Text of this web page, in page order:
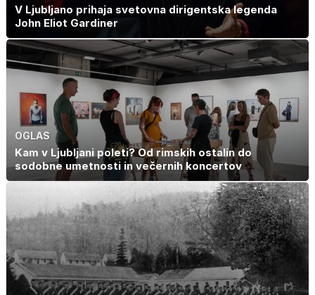
V Ljubljano prihaja svetovna dirigentska legenda
John Eliot Gardiner
OGLAS
Kam v Ljubljani poleti? Od rimskih ostalin do
sodobne umetnosti in večernih koncertov